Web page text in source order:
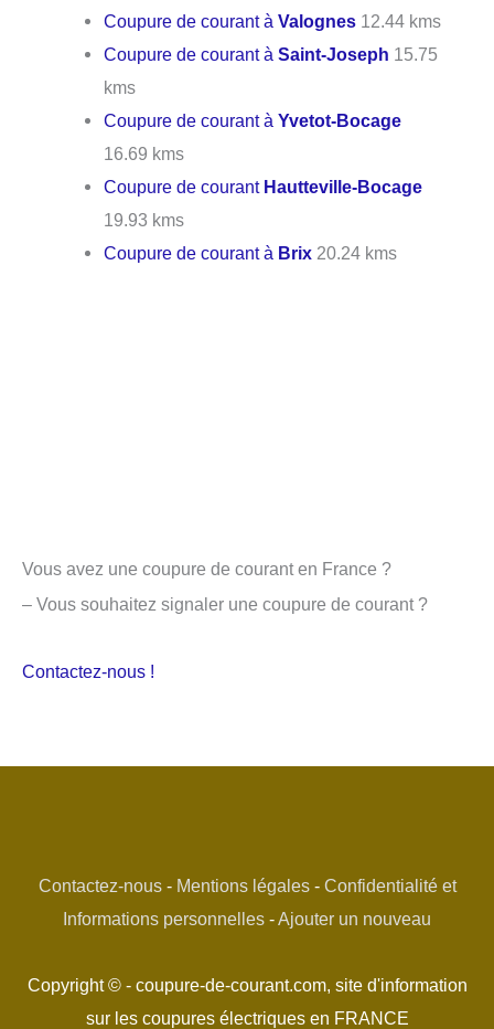
Coupure de courant àValognes 12.44 kms
Coupure de courant àSaint-Joseph 15.75
kms
Coupure de courant àYvetot-Bocage
16.69 kms
Coupure de courant Hautteville-Bocage
19.93 kms
Coupure de courant à Brix 20.24 kms
Vous avez une coupure de courant en France ?
– Vous souhaitez signaler une coupure de courant ?
Contactez-nous !
Contactez-nous- Mentions légales- Confidentialité et
Informations personnelles -Ajouter un nouveau
Copyright © - coupure-de-courant.com, site d'information
sur les coupures électriques en FRANCE